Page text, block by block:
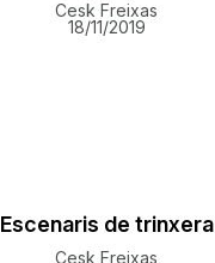
Cesk Freixas
18/11/2019
Escenaris de trinxera
Cesk Freixas